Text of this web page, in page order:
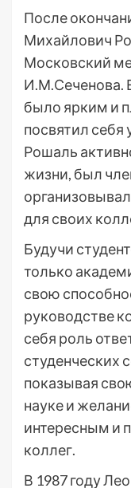
После
Михайлович
Московский
И.М.Сеченова.
было ярким и
посвятил себя
Рошаль
жизни, был
для своих
Будучи
только
свою
руководстве
себя роль
студенческих
показывая
науке и
интересным и
коллег.
В 1987 году